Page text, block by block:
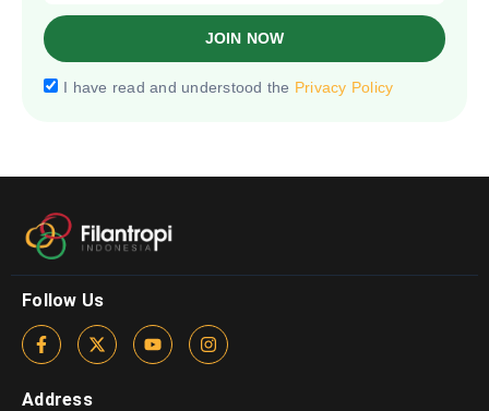
I have read and understood the Privacy Policy
JOIN NOW
Follow Us
Address